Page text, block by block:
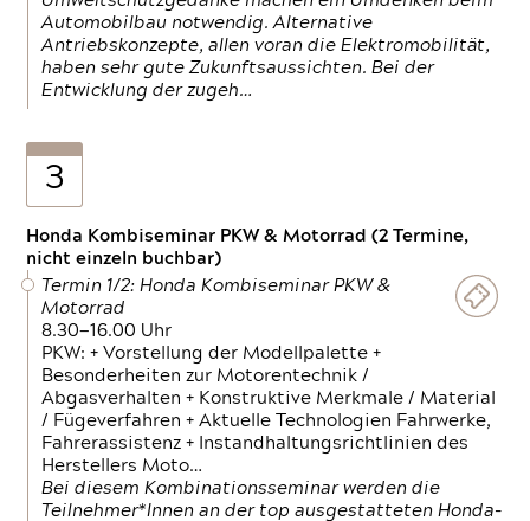
Automobilbau notwendig. Alternative
Antriebskonzepte, allen voran die Elektromobilität,
haben sehr gute Zukunftsaussichten. Bei der
Entwicklung der zugeh…
3
Honda Kombiseminar PKW & Motorrad (2 Termine,
nicht einzeln buchbar)
Termin 1/2: Honda Kombiseminar PKW &
Motorrad
8.30—16.00 Uhr
PKW: + Vorstellung der Modellpalette +
Besonderheiten zur Motorentechnik /
Abgasverhalten + Konstruktive Merkmale / Material
/ Fügeverfahren + Aktuelle Technologien Fahrwerke,
Fahrerassistenz + Instandhaltungsrichtlinien des
Herstellers Moto…
Bei diesem Kombinationsseminar werden die
Teilnehmer*Innen an der top ausgestatteten Honda-